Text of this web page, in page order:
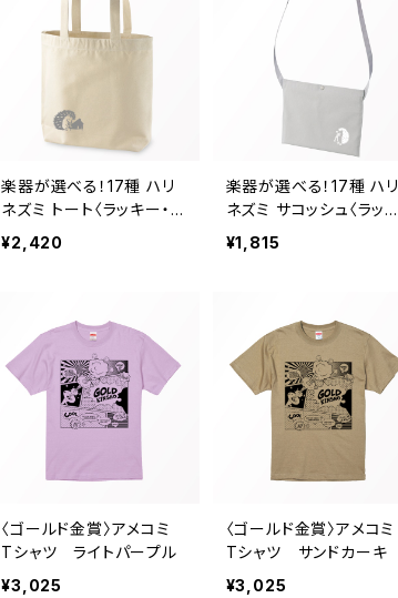
楽器が選べる！17種 ハリ
ネズミ トート〈ラッキー・ハ
リー〉 ナチュラル
¥2,420
楽器が選べる！17種 ハリ
ネズミ サコッシュ〈ラッキ
ー・ハリー〉 グレー
¥1,815
〈ゴールド金賞〉アメコミ
Tシャツ ライトパープル
¥3,025
〈ゴールド金賞〉アメコミ
Tシャツ サンドカーキ
¥3,025